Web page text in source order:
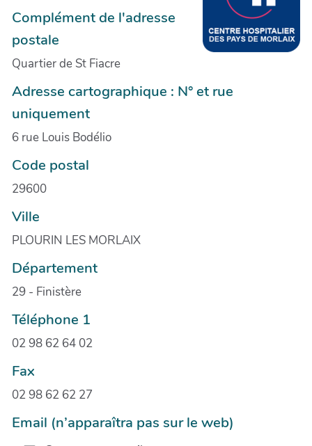
Complément de l'adresse
postale
Quartier de St Fiacre
Adresse cartographique : N° et rue
uniquement
6 rue Louis Bodélio
Code postal
29600
Ville
PLOURIN LES MORLAIX
Département
29 - Finistère
Téléphone 1
02 98 62 64 02
Fax
02 98 62 62 27
Email (n’apparaîtra pas sur le web)